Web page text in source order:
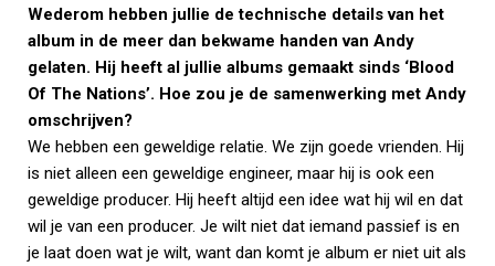
Wederom hebben jullie de technische details van het
album in de meer dan bekwame handen van Andy
gelaten. Hij heeft al jullie albums gemaakt sinds ‘Blood
Of The Nations’. Hoe zou je de samenwerking met Andy
omschrijven?
We hebben een geweldige relatie. We zijn goede vrienden. Hij
is niet alleen een geweldige engineer, maar hij is ook een
geweldige producer. Hij heeft altijd een idee wat hij wil en dat
wil je van een producer. Je wilt niet dat iemand passief is en
je laat doen wat je wilt, want dan komt je album er niet uit als